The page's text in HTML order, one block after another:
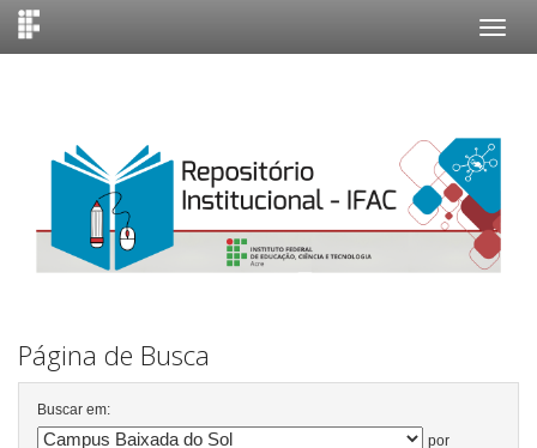
Página de Busca
Buscar em:
por